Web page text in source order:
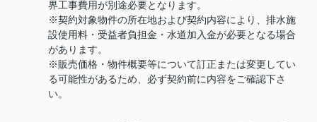
界工事費用が別途必要となります。
※契約対象物件の所在地および契約内容により、排水施
設使用料・受益者負担金・水道加入金が必要となる場合
があります。
※販売価格・物件概要等について訂正または変更してい
る可能性があるため、必ず契約前に内容をご確認下さ
い。